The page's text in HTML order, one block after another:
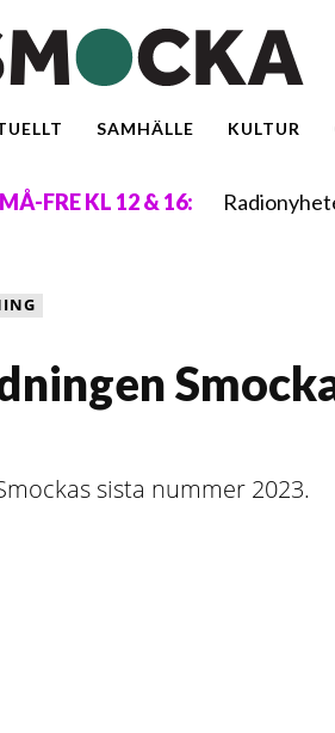
SAMHÄLLE KULTUR
FRE KL 12 & 16:
sista nummer 2023.